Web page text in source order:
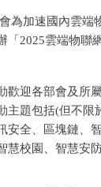
為加速國內雲端
「2025雲端物聯
歡迎各部會及所
主題包括(但不限
安全、區塊鏈、
慧校園、智慧安